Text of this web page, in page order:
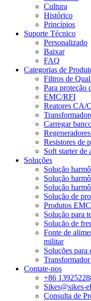
Cultura
Histórico
Princípios
Suporte Técnico
Personalizado
Baixar
FAQ
Categorias de
Filtros de
Para proteção
EMC/RFI
Reatores CA/
Carregar
Resistores de
Soft starter de
Soluções
Solução
Solução
Solução
Solução de
Produtos
Solução para
Solução de
Fonte de
militar
Soluções para
Contate-nos
+86
Sikes@sikes-
Consulta de